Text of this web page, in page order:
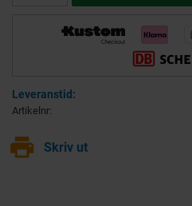
Artikelnr
print Skriv ut